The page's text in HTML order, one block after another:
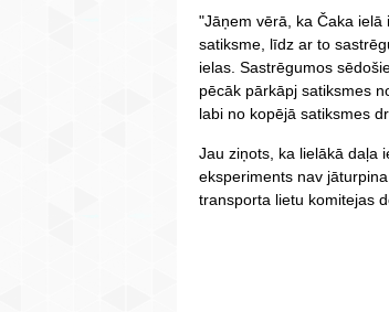
"Jāņem vērā, ka Čaka
satiksme, līdz ar to
ielas. Sastrēgumos
pēcāk pārkāpj satiksmes
labi no kopējā satiksmes
Jau ziņots, ka lielākā daļa
eksperiments nav
transporta lietu komitejas